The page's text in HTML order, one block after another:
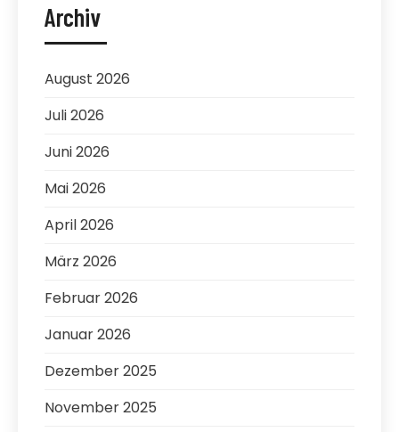
Archiv
August 2026
Juli 2026
Juni 2026
Mai 2026
April 2026
März 2026
Februar 2026
Januar 2026
Dezember 2025
November 2025